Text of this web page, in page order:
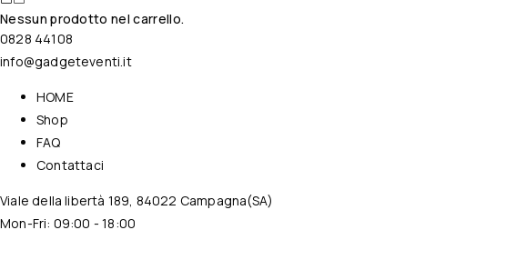
Nessun prodotto nel carrello.
0828 44108
info@gadgeteventi.it
HOME
Shop
FAQ
Contattaci
Viale della libertà 189, 84022 Campagna(SA)
Mon-Fri: 09:00 - 18:00